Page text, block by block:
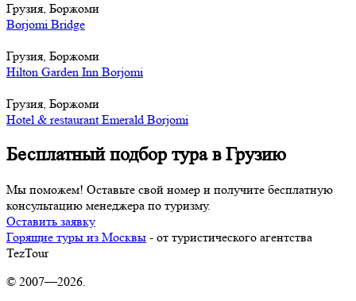
Грузия, Боржоми
Borjomi Bridge
Грузия, Боржоми
Hilton Garden Inn Borjomi
Грузия, Боржоми
Hotel & restaurant Emerald Borjomi
Бесплатный подбор тура в Грузию
Мы поможем! Оставьте свой номер и получите бесплатную
консультацию менеджера по туризму.
Оставить заявку
Горящие туры из Москвы - от туристического агентства
TezTour
© 2007—2026.